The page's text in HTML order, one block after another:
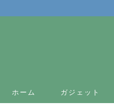
ホーム ガジェット